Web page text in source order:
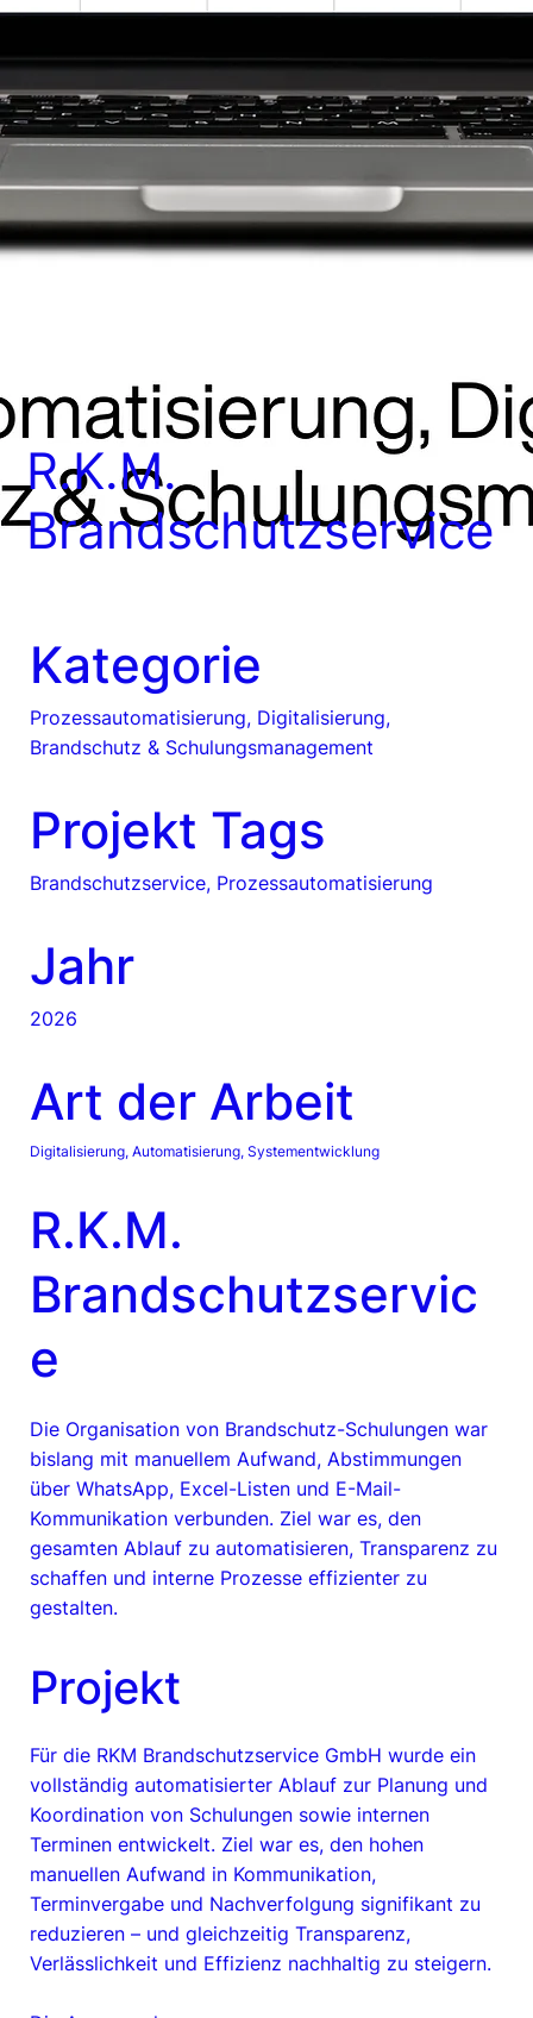
R.K.M.
Brandschutzservice
Kategorie
Prozessautomatisierung, Digitalisierung,
Brandschutz & Schulungsmanagement
Projekt Tags
Brandschutzservice, Prozessautomatisierung
Jahr
2026
Art der Arbeit
Digitalisierung, Automatisierung, Systementwicklung
R.K.M.
Brandschutzservic
e
Die Organisation von Brandschutz-Schulungen war
bislang mit manuellem Aufwand, Abstimmungen
über WhatsApp, Excel-Listen und E-Mail-
Kommunikation verbunden. Ziel war es, den
gesamten Ablauf zu automatisieren, Transparenz zu
schaffen und interne Prozesse effizienter zu
gestalten.
Projekt
Für die RKM Brandschutzservice GmbH wurde ein
vollständig automatisierter Ablauf zur Planung und
Koordination von Schulungen sowie internen
Terminen entwickelt. Ziel war es, den hohen
manuellen Aufwand in Kommunikation,
Terminvergabe und Nachverfolgung signifikant zu
reduzieren – und gleichzeitig Transparenz,
Verlässlichkeit und Effizienz nachhaltig zu steigern.